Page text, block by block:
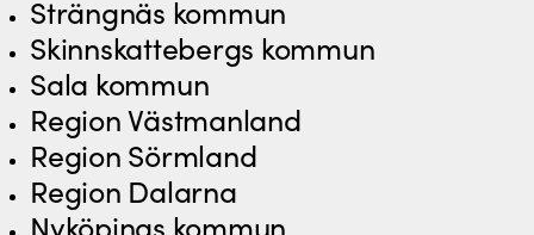
Strängnäs kommun
Skinnskattebergs kommun
Sala kommun
Region Västmanland
Region Sörmland
Region Dalarna